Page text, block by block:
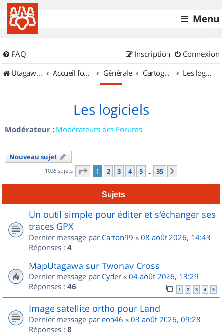
Menu
FAQ Connexion
Inscription
UtagawaVTT (Randos VTT et VTTAE avec traces GPS)
Accueil forum Générale Cartographie et GPS Les logiciels
Les logiciels
Modérateur : Modérateurs des Forums
Nouveau sujet
1035 sujets Page 1sur
1 2 3 4 5 … 35
Sujets
Un outil simple pour éditer et s'échanger ses
traces GPX
Dernier message par Carton99 « 08 août 2026, 14:43
Réponses : 4
MapUtagawa sur Twonav Cross
Dernier message par Cyder « 04 août 2026, 13:29
Réponses : 46 1 2 3 4 5
Image satellite ortho pour Land
Dernier message par eop46 « 03 août 2026, 09:28
Réponses : 8